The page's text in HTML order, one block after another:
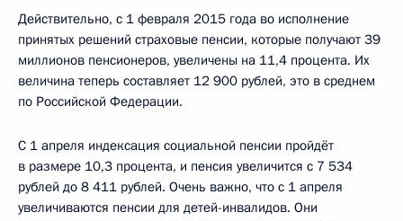
Действительно, с 1 февраля 2015 года во исполнение
принятых решений страховые пенсии, которые получают 39
миллионов пенсионеров, увеличены на 11,4 процента. Их
величина теперь составляет 12 900 рублей, это в среднем
по Российской Федерации.
С 1 апреля индексация социальной пенсии пройдёт
в размере 10,3 процента, и пенсия увеличится с 7 534
рублей до 8 411 рублей. Очень важно, что с 1 апреля
увеличиваются пенсии для детей-инвалидов. Они